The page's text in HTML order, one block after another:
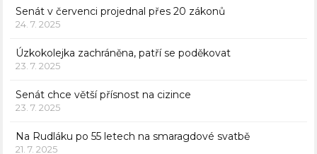
Senát v červenci projednal přes 20 zákonů
24. 7. 2025
Úzkokolejka zachráněna, patří se poděkovat
23. 7. 2025
Senát chce větší přísnost na cizince
23. 7. 2025
Na Rudláku po 55 letech na smaragdové svatbě
21. 7. 2025